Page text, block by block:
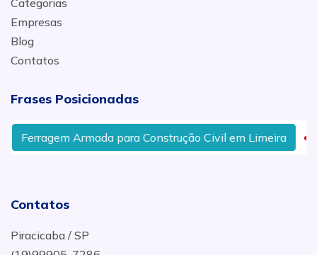
Categorias
Empresas
Blog
Contatos
Frases Posicionadas
Ferragem Armada para Construção Civil em Limeira
Contatos
Piracicaba / SP